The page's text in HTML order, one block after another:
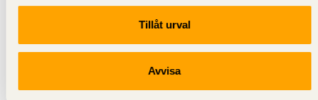
Tillåt urval
Avvisa
Svenskt Trä representerar svensk sågverksindustri
och är en del av branschorganisationen
svensk limträ-, KL-trä- och förpackningsindustri samt